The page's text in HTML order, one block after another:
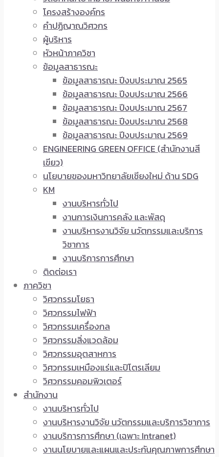
โครงสร้างองค์กร
คำปฏิญาณวิศวกร
ผู้บริหาร
หัวหน้าภาควิชา
ข้อมูลสาธารณะ
ข้อมูลสาธารณะ ปีงบประมาณ 2565
ข้อมูลสาธารณะ ปีงบประมาณ 2566
ข้อมูลสาธารณะ ปีงบประมาณ 2567
ข้อมูลสาธารณะ ปีงบประมาณ 2568
ข้อมูลสาธารณะ ปีงบประมาณ 2569
ENGINEERING GREEN OFFICE (สำนักงานสี
เขียว)
นโยบายของมหาวิทยาลัยเชียงใหม่ ด้าน SDG
KM
งานบริหารทั่วไป
งานการเงินการคลัง และพัสดุ
งานบริหารงานวิจัย นวัตกรรมและบริการ
วิชาการ
งานบริการการศึกษา
ติดต่อเรา
ภาควิชา
วิศวกรรมโยธา
วิศวกรรมไฟฟ้า
วิศวกรรมเครื่องกล
วิศวกรรมสิ่งแวดล้อม
วิศวกรรมอุตสาหการ
วิศวกรรมเหมืองแร่และปิโตรเลียม
วิศวกรรมคอมพิวเตอร์
สำนักงาน
งานบริหารทั่วไป
งานบริหารงานวิจัย นวัตกรรมและบริการวิชาการ
งานบริการการศึกษา (เฉพาะ Intranet)
งานนโยบายและแผนและประกันคุณภาพการศึกษา